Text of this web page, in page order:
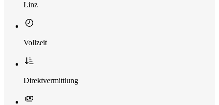
Linz
Vollzeit
Direktvermittlung